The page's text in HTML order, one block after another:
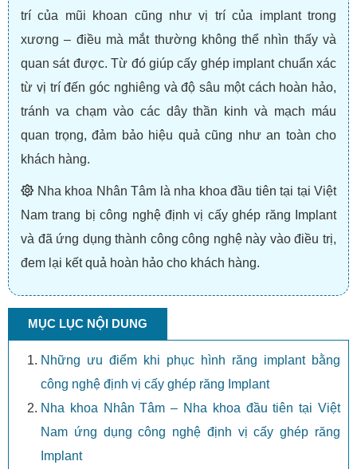
trí của mũi khoan cũng như vị trí của implant trong
xương – điều mà mắt thường không thể nhìn thấy và
quan sát được. Từ đó giúp cấy ghép implant chuẩn xác
từ vị trí đến góc nghiêng và độ sâu một cách hoàn hảo,
tránh va chạm vào các dây thần kinh và mạch máu
quan trọng, đảm bảo hiệu quả cũng như an toàn cho
khách hàng.
Nha khoa Nhân Tâm là nha khoa đầu tiên tại tại Việt
Nam trang bị công nghệ định vị cấy ghép răng Implant
và đã ứng dụng thành công công nghệ này vào điều trị,
đem lại kết quả hoàn hảo cho khách hàng.
MỤC LỤC NỘI DUNG
Những ưu điểm khi phục hình răng implant bằng
công nghệ định vị cấy ghép răng Implant
Nha khoa Nhân Tâm – Nha khoa đầu tiên tại Việt
Nam ứng dụng công nghệ định vị cấy ghép răng
Implant